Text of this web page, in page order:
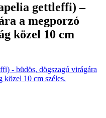
gettleffi) –
a megporzó
közel 10 cm